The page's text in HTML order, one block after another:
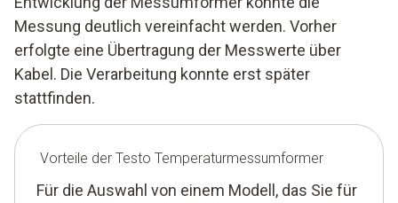
Messung deutlich vereinfacht werden. Vorher
erfolgte eine Übertragung der Messwerte über
Kabel. Die Verarbeitung konnte erst später
stattfinden.
Vorteile der Testo Temperaturmessumformer
Für die Auswahl von einem Modell, das Sie für